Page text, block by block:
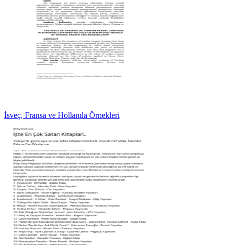
İsveç, Fransa ve Hollanda Örnekleri